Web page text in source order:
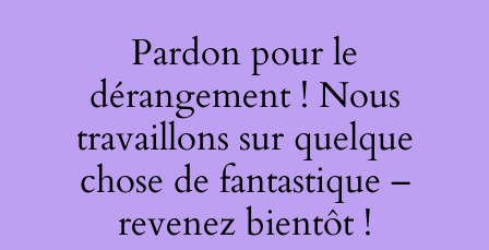
Pardon pour le
dérangement ! Nous
travaillons sur quelque
chose de fantastique –
revenez bientôt !